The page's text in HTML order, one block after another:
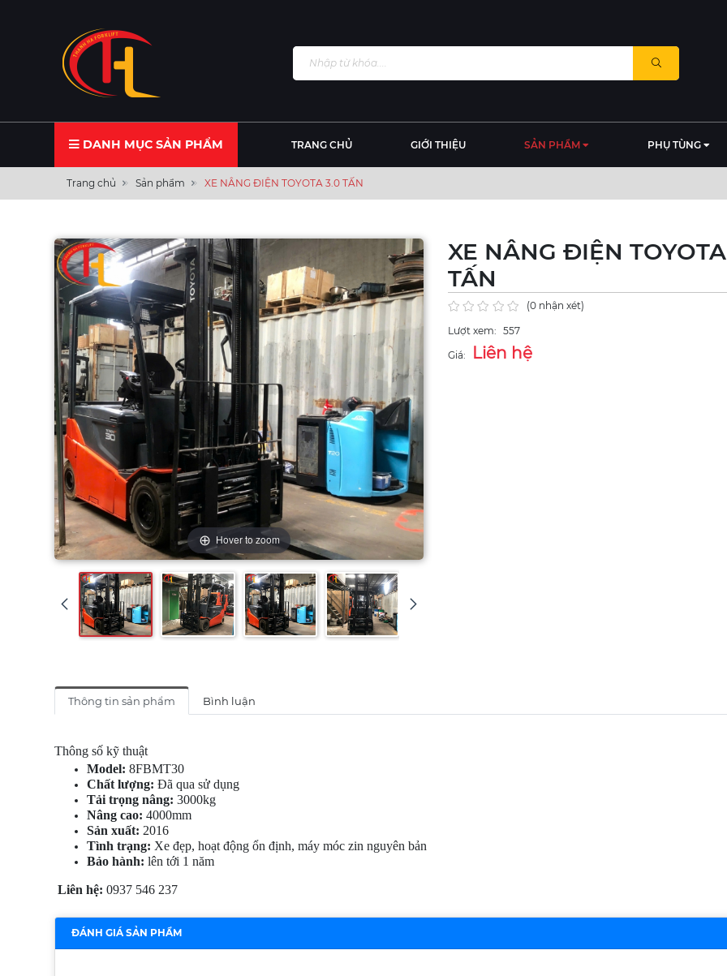
DANH MỤC SẢN PHẨM TRANG CHỦ GIỚI THIỆU SẢN PHẨM PHỤ TÙNG
Trang chủ Sản phẩm XE NÂNG ĐIỆN TOYOTA 3.0 TẤN
Hover to zoom
XE NÂNG ĐIỆN
TẤN
(0 nhận xét)
Lượt xem: 557
Giá:
Liên hệ
Thông tin sản phẩm Bình luận
Thông số kỹ thuật
Model: 8FBMT30
Chất lượng: Đã qua sử dụng
Tải trọng nâng: 3000kg
Nâng cao: 4000mm
Sản xuất: 2016
Tình trạng: Xe đẹp, hoạt động ổn định, máy móc zin nguyên bản
Bảo hành: lên tới 1 năm
Liên hệ: 0937 546 237
ĐÁNH GIÁ SẢN PHẨM